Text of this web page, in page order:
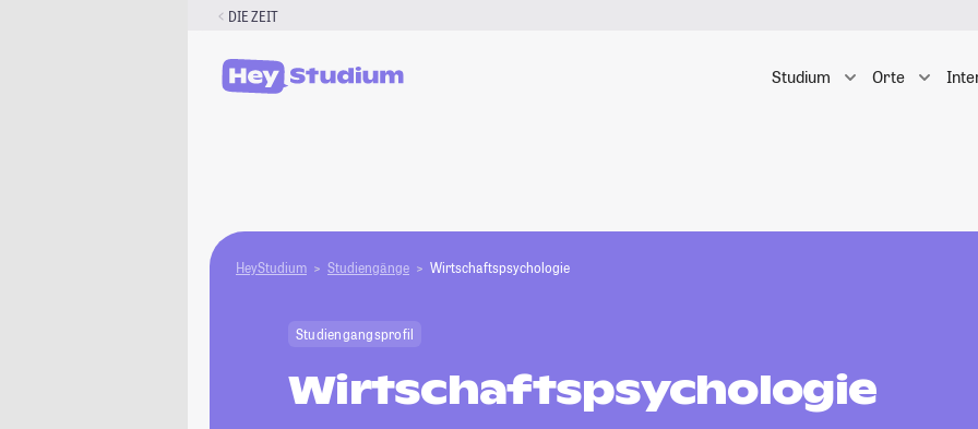
DIE ZEIT
Studium Orte
HeyStudium Studiengänge Wirtschaftspsychologie
Studiengangsprofil
Wirtschaftspsychologie